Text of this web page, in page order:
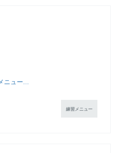
ニュー...
練習メニュー